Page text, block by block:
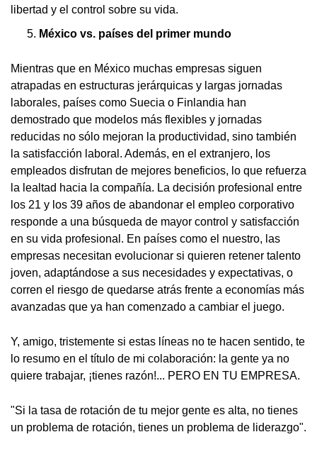
libertad y el control sobre su vida.
México vs. países del primer mundo
Mientras que en México muchas empresas siguen
atrapadas en estructuras jerárquicas y largas jornadas
laborales, países como Suecia o Finlandia han
demostrado que modelos más flexibles y jornadas
reducidas no sólo mejoran la productividad, sino también
la satisfacción laboral. Además, en el extranjero, los
empleados disfrutan de mejores beneficios, lo que refuerza
la lealtad hacia la compañía. La decisión profesional entre
los 21 y los 39 años de abandonar el empleo corporativo
responde a una búsqueda de mayor control y satisfacción
en su vida profesional. En países como el nuestro, las
empresas necesitan evolucionar si quieren retener talento
joven, adaptándose a sus necesidades y expectativas, o
corren el riesgo de quedarse atrás frente a economías más
avanzadas que ya han comenzado a cambiar el juego.
Y, amigo, tristemente si estas líneas no te hacen sentido, te
lo resumo en el título de mi colaboración: la gente ya no
quiere trabajar, ¡tienes razón!... PERO EN TU EMPRESA.
"Si la tasa de rotación de tu mejor gente es alta, no tienes
un problema de rotación, tienes un problema de liderazgo".